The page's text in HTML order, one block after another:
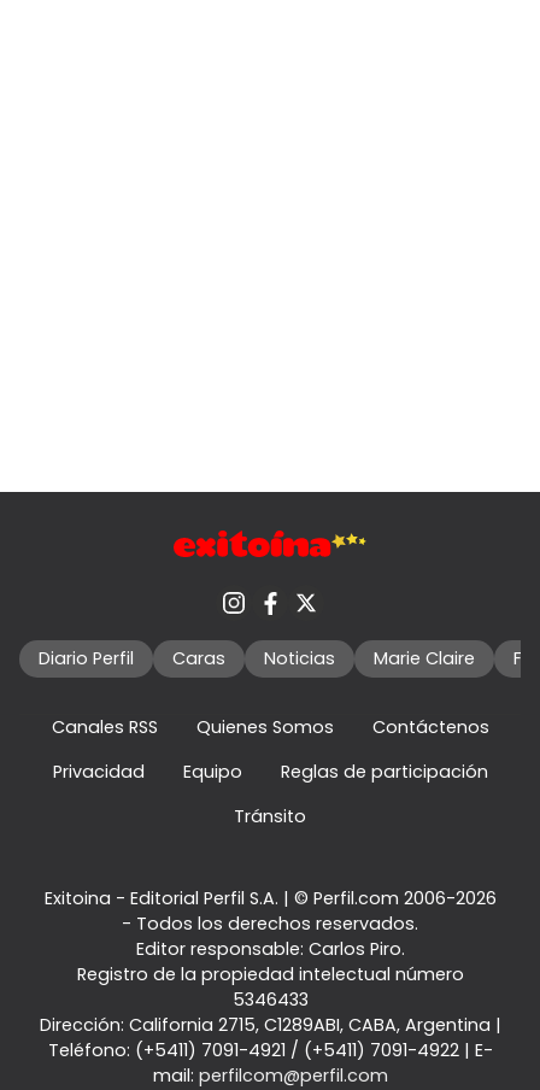
Diario Perfil Caras Noticias Marie Claire
Canales RSS Quienes Somos
Contáctenos
Privacidad
Equipo
Reglas de participación
Tránsito
Exitoina - Editorial Perfil S.A. | © Perfil.com 2006-2026
- Todos los derechos reservados.
Editor responsable: Carlos Piro.
Registro de la propiedad intelectual número
5346433
Dirección: California 2715, C1289ABI, CABA, Argentina |
Teléfono: (+5411) 7091-4921 / (+5411) 7091-4922| E-
mail: perfilcom@perfil.com